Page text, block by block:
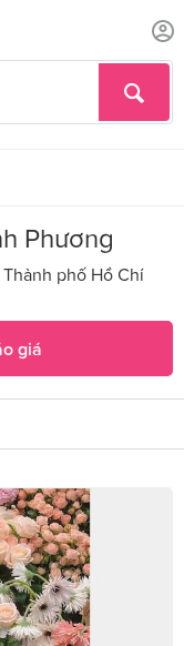
Phương
Thành phố Hồ Chí
giá